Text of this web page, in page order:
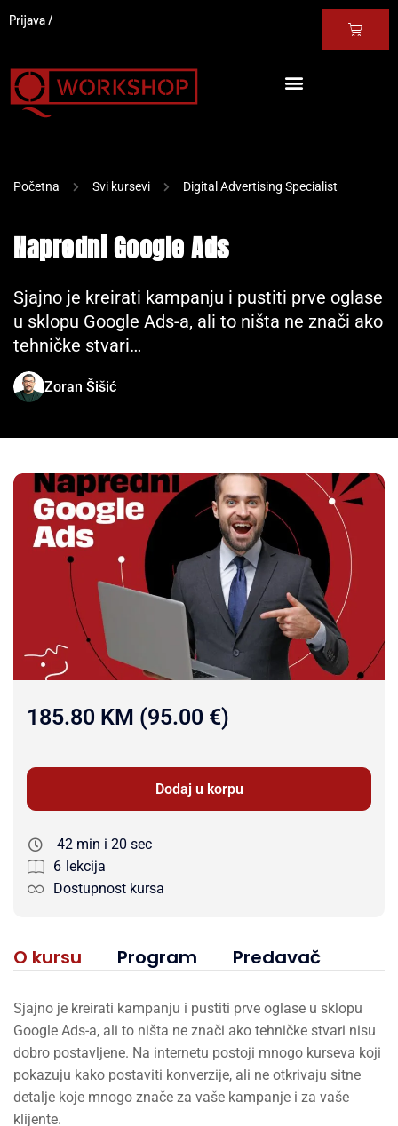
Prijava
Početna Svi kursevi Digital Advertising Specialist
Napredni Google Ads
Sjajno je kreirati kampanju i pustiti prve oglase
u sklopu Google Ads-a, ali to ništa ne znači ako
tehničke stvari…
Zoran Šišić
O kursu Program Predavač
Sjajno je kreirati kampanju i pustiti prve oglase u sklopu
Google Ads-a, ali to ništa ne znači ako tehničke stvari nisu
dobro postavljene. Na internetu postoji mnogo kurseva koji
pokazuju kako postaviti konverzije, ali ne otkrivaju sitne
detalje koje mnogo znače za vaše kampanje i za vaše
klijente.
185.80 KM (95.00 €)
Dodaj u korpu
42 min i 20 sec
6 lekcija
Dostupnost kursa